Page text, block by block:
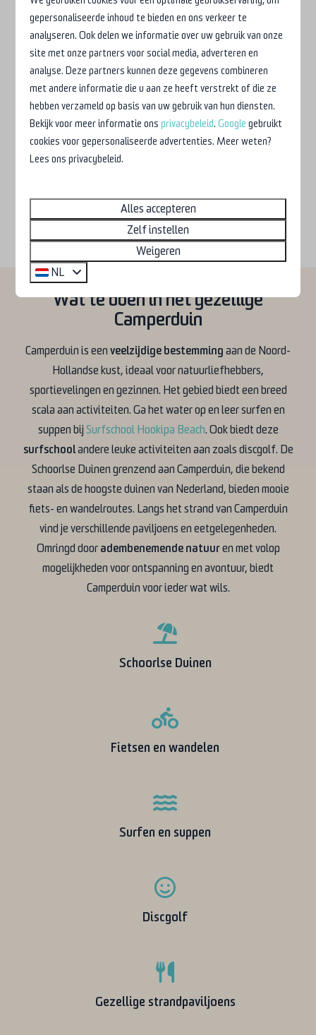
verschillende accommodaties aan. Zo kunt u kiezen uit onze
chalets, bungalows, kampeerhutten of kampeerwagons. Al
onze accommodaties zijn
sfeervol ingericht
voor maximaal 6 personen
. Zien we u binnenkort op onze
camping nabij Camperduin?
Onze verblijven nabij Camperduin:
Ruime kampeerplekken
Huisdiervrij
Geschikt voor maximaal 6 personen
Wat te doen in het gezellige
Camperduin
Camperduin is een veelzijdige bestemming aan de Noord-
Hollandse kust, ideaal voor natuurliefhebbers,
sportievelingen en gezinnen. Het gebied biedt een breed
scala aan activiteiten. Ga het water op en leer surfen en
suppen bij Surfschool Hookipa Beach. Ook biedt deze
surfschoolandere leuke activiteiten aan zoals discgolf. De
Schoorlse Duinen grenzend aan Camperduin, die bekend
staan als de hoogste duinen van Nederland, bieden mooie
fiets- en wandelroutes. Langs het strand van Camperduin
vind je verschillende paviljoens en eetgelegenheden.
Omringd door adembenemende natuuren met volop
mogelijkheden voor ontspanning en avontuur, biedt
Camperduin voor ieder wat wils.
Schoorlse Duinen
Fietsen en wandelen
Surfen en suppen
Discgolf
Gezellige strandpaviljoens
gepersonaliseerde inhoud te bieden en ons verkeer te
analyseren. Ook delen we informatie over uw gebruik van onze
site met onze partners voor social media, adverteren en
analyse. Deze partners kunnen deze gegevens combineren
met andere informatie die u aan ze heeft verstrekt of die ze
hebben verzameld op basis van uw gebruik van hun diensten.
Bekijk voor meer informatie onsprivacybeleid.Google gebruikt
cookies voor gepersonaliseerde advertenties. Meer weten?
Lees ons privacybeleid.
Alles accepteren
Zelf instellen
Weigeren
NL